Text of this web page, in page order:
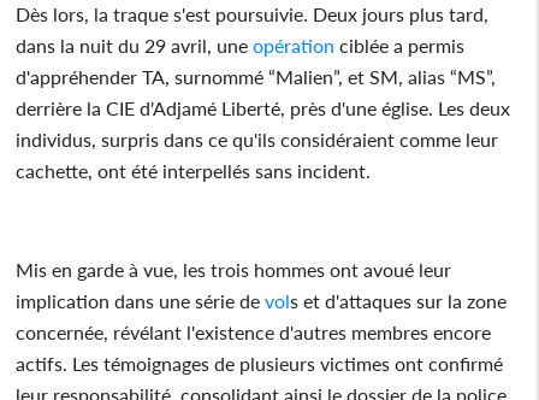
Dès lors, la traque s'est poursuivie. Deux jours plus tard,
dans la nuit du 29 avril, uneopération ciblée a permis
d'appréhender TA, surnommé “Malien”, et SM, alias “MS”,
derrière la CIE d'Adjamé Liberté, près d'une église. Les deux
individus, surpris dans ce qu'ils considéraient comme leur
cachette, ont été interpellés sans incident.
Mis en garde à vue, les trois hommes ont avoué leur
implication dans une série devols et d'attaques sur la zone
concernée, révélant l'existence d'autres membres encore
actifs. Les témoignages de plusieurs victimes ont confirmé
leur responsabilité, consolidant ainsi le dossier de la police.